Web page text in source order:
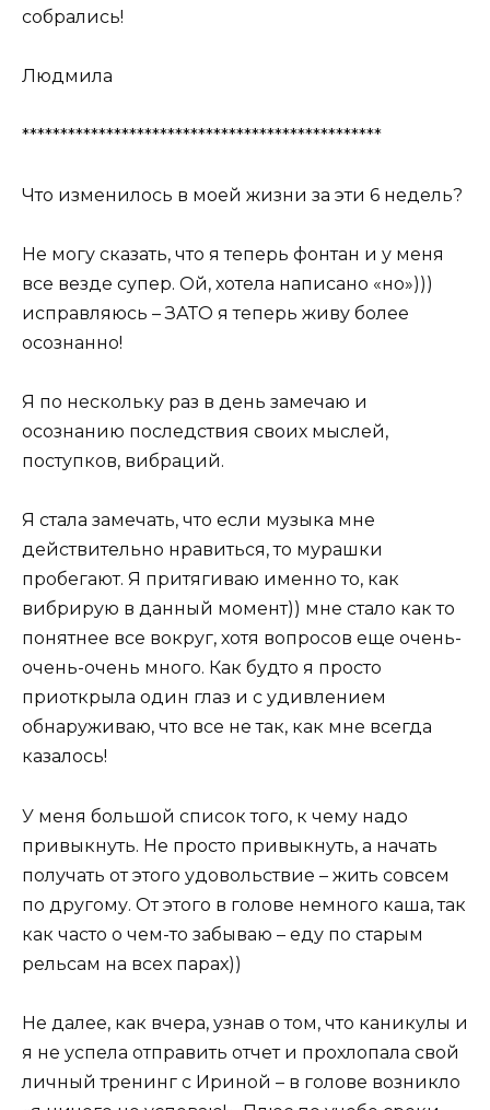
собрались!
Людмила
***********************************************
Что изменилось в моей жизни за эти 6 недель?
Не могу сказать, что я теперь фонтан и у меня
все везде супер. Ой, хотела написано «но»)))
исправляюсь – ЗАТО я теперь живу более
осознанно!
Я по нескольку раз в день замечаю и
осознанию последствия своих мыслей,
поступков, вибраций.
Я стала замечать, что если музыка мне
действительно нравиться, то мурашки
пробегают. Я притягиваю именно то, как
вибрирую в данный момент)) мне стало как то
понятнее все вокруг, хотя вопросов еще очень-
очень-очень много. Как будто я просто
приоткрыла один глаз и с удивлением
обнаруживаю, что все не так, как мне всегда
казалось!
У меня большой список того, к чему надо
привыкнуть. Не просто привыкнуть, а начать
получать от этого удовольствие – жить совсем
по другому. От этого в голове немного каша, так
как часто о чем-то забываю – еду по старым
рельсам на всех парах))
Не далее, как вчера, узнав о том, что каникулы и
я не успела отправить отчет и прохлопала свой
личный тренинг с Ириной – в голове возникло